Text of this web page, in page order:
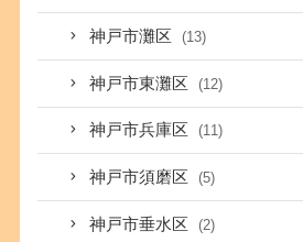
神戸市灘区 (13)
神戸市東灘区 (12)
神戸市兵庫区 (11)
神戸市須磨区 (5)
神戸市垂水区 (2)